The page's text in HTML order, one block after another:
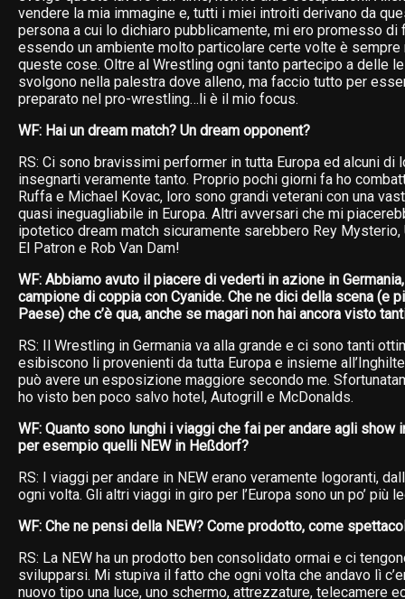
vendere la mia immagine e, tutti i miei introiti derivano da
persona a cui lo dichiaro pubblicamente, mi ero promesso di
essendo un ambiente molto particolare certe volte è
queste cose. Oltre al Wrestling ogni tanto partecipo a delle
svolgono nella palestra dove alleno, ma faccio tutto per
preparato nel pro-wrestling…li è il mio focus.
WF: Hai un dream match? Un dream opponent?
RS: Ci sono bravissimi performer in tutta Europa ed alcuni di
insegnarti veramente tanto. Proprio pochi giorni fa ho
Ruffa e Michael Kovac, loro sono grandi veterani con una
quasi ineguagliabile in Europa. Altri avversari che mi
ipotetico dream match sicuramente sarebbero Rey Mysterio,
El Patron e Rob Van Dam!
WF: Abbiamo avuto il piacere di vederti in azione in
campione di coppia con Cyanide. Che ne dici della scena (e
Paese) che c’è qua, anche se magari non hai ancora visto
RS: Il Wrestling in Germania va alla grande e ci sono tanti
esibiscono li provenienti da tutta Europa e insieme
può avere un esposizione maggiore secondo me.
ho visto ben poco salvo hotel, Autogrill e McDonalds.
WF: Quanto sono lunghi i viaggi che fai per andare agli show
per esempio quelli NEW in Heßdorf?
RS: I viaggi per andare in NEW erano veramente logoranti,
ogni volta. Gli altri viaggi in giro per l’Europa sono un po’ più
WF: Che ne pensi della NEW? Come prodotto, come
RS: La NEW ha un prodotto ben consolidato ormai e ci
svilupparsi. Mi stupiva il fatto che ogni volta che andavo lì
nuovo tipo una luce, uno schermo, attrezzature, telecamere